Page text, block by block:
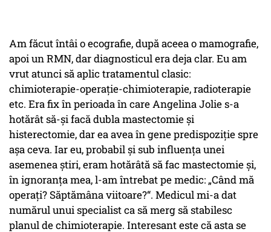
Am făcut întâi o ecografie, după aceea o mamografie,
apoi un RMN, dar diagnosticul era deja clar. Eu am
vrut atunci să aplic tratamentul clasic:
chimioterapie-operaţie-chimioterapie, radioterapie
etc. Era fix în perioada în care Angelina Jolie s-a
hotărât să-şi facă dubla mastectomie şi
histerectomie, dar ea avea în gene predispoziţie spre
aşa ceva. Iar eu, probabil şi sub influenţa unei
asemenea ştiri, eram hotărâtă să fac mastectomie şi,
în ignoranţa mea, l-am întrebat pe medic: „Când mă
operaţi? Săptămâna viitoare?“. Medicul mi-a dat
numărul unui specialist ca să merg să stabilesc
planul de chimioterapie. Interesant este că asta se